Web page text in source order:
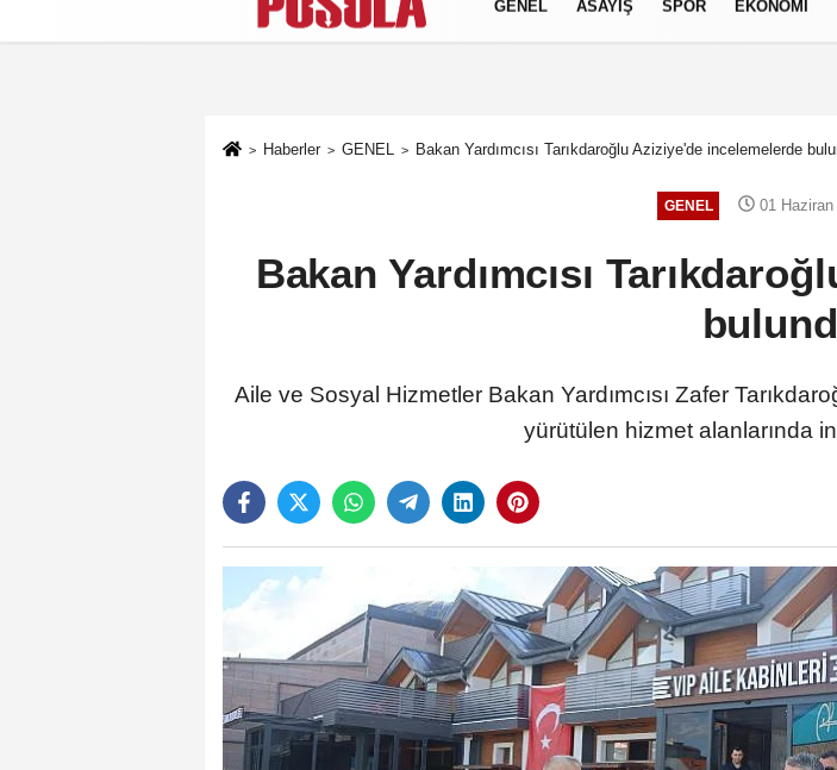
Künye İletişim Gizlilik Politikası
GENEL ASAYİŞ SPOR EKONOMİ
Haberler GENEL Bakan Yardımcısı Tarıkdaroğlu Aziziye'de incelemelerde
GENEL 01 Haziran
Bakan Yardımcısı
Aile ve Sosyal Hizmetler Bakan Yardımcısı Zafer
yürütülen hizmet alanlarında